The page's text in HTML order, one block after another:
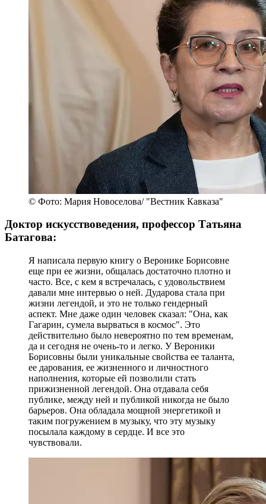
© Фото: Мария Новоселова/ "Вестник Кавказа"
Доктор искусствоведения, профессор Татьяна
Батагова:
Я написала первую книгу о Веронике Борисовне
еще при ее жизни, общалась достаточно плотно и
часто. Все, с кем я встречалась, с удовольствием
давали мне интервью о ней. Дударова стала при
жизни легендой, и это не только гендерный
аспект. Мне даже один человек сказал: "Она, как
Гагарин, сумела вырваться в космос". Это
действительно было невероятно по тем временам,
да и сегодня не очень-то и легко. У Вероники
Борисовны были уникальные свойства ее таланта,
ее дарования, ее жизненного и личностного
наполнения, которые ей позволили стать
прижизненной легендой. Она отдавала себя
публике, между ней и публикой никогда не было
барьеров. Она обладала мощной энергетикой и
таким погружением в музыку, что эту музыку
посылала каждому в сердце. И все это
чувствовали.